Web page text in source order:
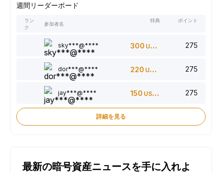
週間リーダーボード
ラン
ク
参加者名
特典 ポイント
sky***@**** 300 USDT 275
dor***@**** 220 USDT 275
jay***@**** 150 USDT 275
詳細を見る
最新の暗号資産ニュースを手に入れよ